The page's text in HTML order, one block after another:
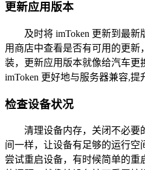
更新应用版本
及时将 imToken 更新到最
用商店中查看是否有可用的更新
装，更新应用版本就像给汽车更
imToken 更好地与服务器兼容,提
检查设备状况
清理设备内存，关闭不必要
间一样，让设备有足够的运行空
尝试重启设备，有时候简单的重